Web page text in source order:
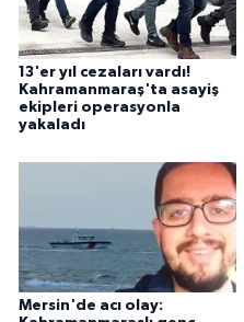
13'er yıl cezaları vardı!
Kahramanmaraş'ta asayiş
ekipleri operasyonla
yakaladı
Mersin'de acı olay: